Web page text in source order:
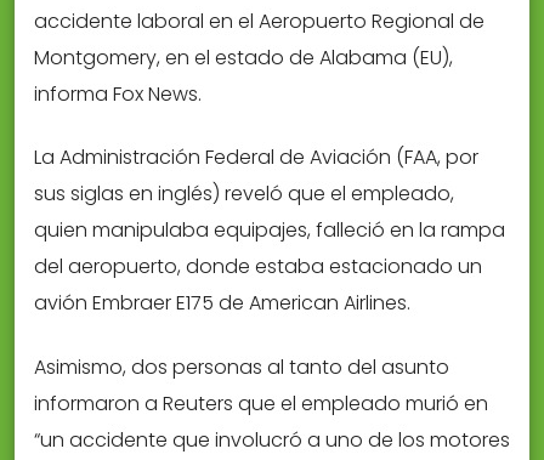
accidente laboral en el Aeropuerto Regional de
Montgomery, en el estado de Alabama (EU),
informa Fox News.
La Administración Federal de Aviación (FAA, por
sus siglas en inglés) reveló que el empleado,
quien manipulaba equipajes, falleció en la rampa
del aeropuerto, donde estaba estacionado un
avión Embraer E175 de American Airlines.
Asimismo, dos personas al tanto del asunto
informaron a Reuters que el empleado murió en
“un accidente que involucró a uno de los motores